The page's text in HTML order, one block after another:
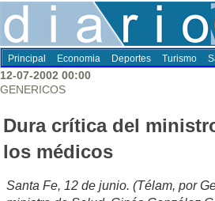
Principal Economia Deportes Turismo
12-07-2002 00:00
GENERICOS
Dura crítica del
los médicos
Santa Fe, 12 de junio. (Télam, por